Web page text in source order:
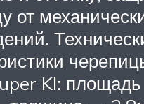
от
Kl: площадь